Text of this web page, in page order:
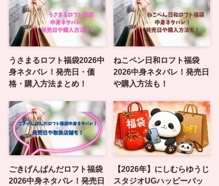
うさまるロフト福袋2026中
身ネタバレ！発売日・価
格・購入方法まとめ！
ねこペン日和ロフト福袋
2026中身ネタバレ！発売日
や購入方法も！
ごきげんぱんだロフト福袋
2026中身ネタバレ！発売日
【2026年】にしむらゆうじ
スタジオUGハッピーバッ